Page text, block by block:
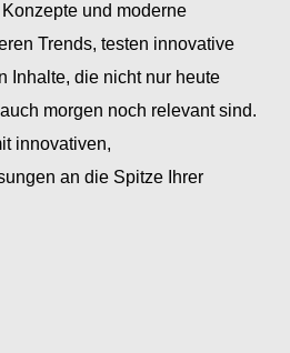
und moderne
Trends, testen innovative
Inhalte, die nicht nur heute
morgen noch relevant sind.
innovativen,
an die Spitze Ihrer